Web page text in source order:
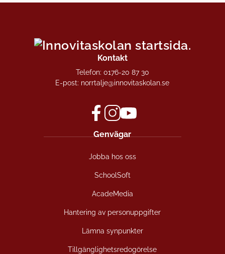
Kontakt
Telefon: 0176-20 87 30
E-post: norrtalje@innovitaskolan.se
a
e
o
k
p
n
n
t
g
a
m
ö
p
o
t
b
e
(
ö
p
a
Genvägar
Jobba hos oss
SchoolSoft
AcadeMedia
Hantering av personuppgifter
Lämna synpunkter
Tillgänglighetsredogörelse